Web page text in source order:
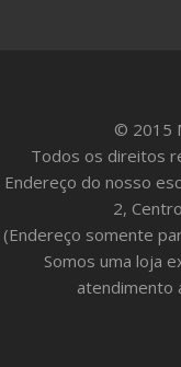
© 2015
Todos os direitos
Endereço do nosso
2,
(Endereço somente
Somos uma loja
atendimento